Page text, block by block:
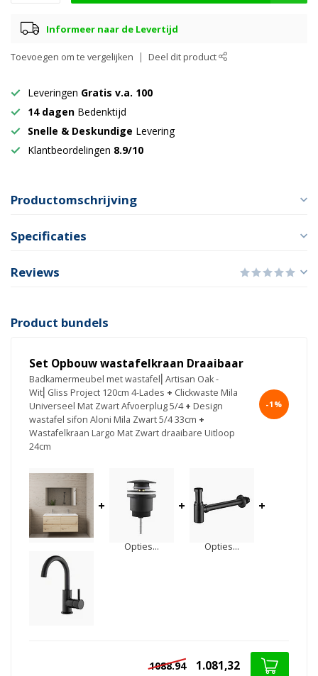
Informeer naar de Levertijd
Toevoegen om te vergelijken Deel dit product
Leveringen Gratis v.a. 100
14 dagen Bedenktijd
Snelle & Deskundige Levering
Klantbeordelingen 8.9/10
Productomschrijving
Specificaties
Reviews
Product bundels
Set Opbouw wastafelkraan Draaibaar
Badkamermeubel met wastafel⎢Artisan Oak -
Wit⎢Gliss Project 120cm 4-Lades + Clickwaste Mila
Universeel Mat Zwart Afvoerplug 5/4 + Design
wastafel sifon Aloni Mila Zwart 5/4 33cm +
Wastafelkraan Largo Mat Zwart draaibare Uitloop
24cm
-1%
+
Opties...
+
Opties...
+
1088.94 1.081,32